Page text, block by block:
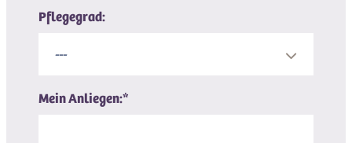
Pflegegrad:
---
Mein Anliegen:*